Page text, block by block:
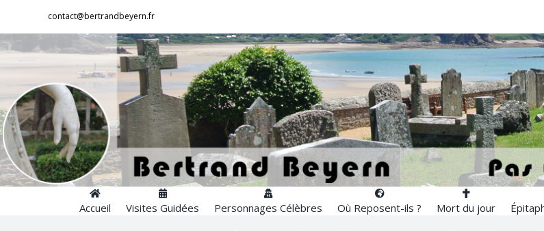
contenu
contact@bertrandbeyern.fr
Accueil Visites Guidées Personnages Célèbres Où Reposent-ils ? Mort du jour